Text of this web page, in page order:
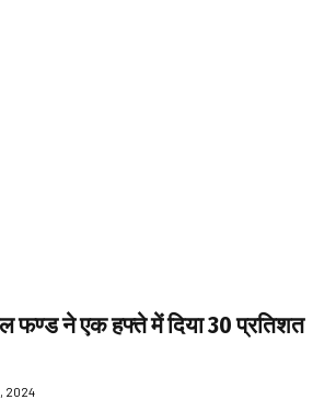
फण्ड ने एक हफ्ते में दिया 30 प्रतिशत
2024